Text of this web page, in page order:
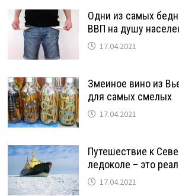
Одни из самых
ВВП на душу
17.04.2021
Змеиное вино из
для самых смелых
17.04.2021
Путешествие к
ледоколе – это
17.04.2021